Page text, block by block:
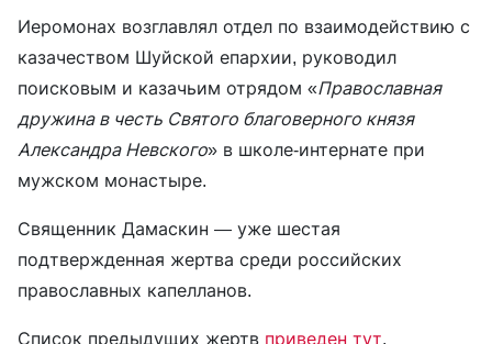
Иеромонах возглавлял отдел по взаимодействию с
казачеством Шуйской епархии, руководил
поисковым и казачьим отрядом «Православная
дружина в честь Святого благоверного князя
Александра Невского» в школе-интернате при
мужском монастыре.
Священник Дамаскин — уже шестая
подтвержденная жертва среди российских
православных капелланов.
Список предыдущих жертв приведен тут.